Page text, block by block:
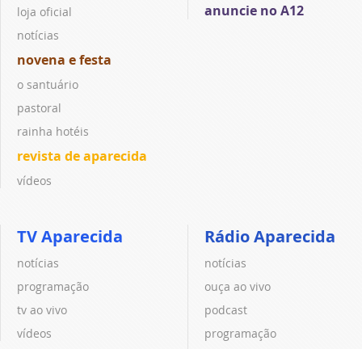
loja oficial
notícias
novena e festa
o santuário
pastoral
rainha hotéis
revista de aparecida
vídeos
anuncie no A12
TV Aparecida
notícias
programação
tv ao vivo
vídeos
Rádio Aparecida
notícias
ouça ao vivo
podcast
programação